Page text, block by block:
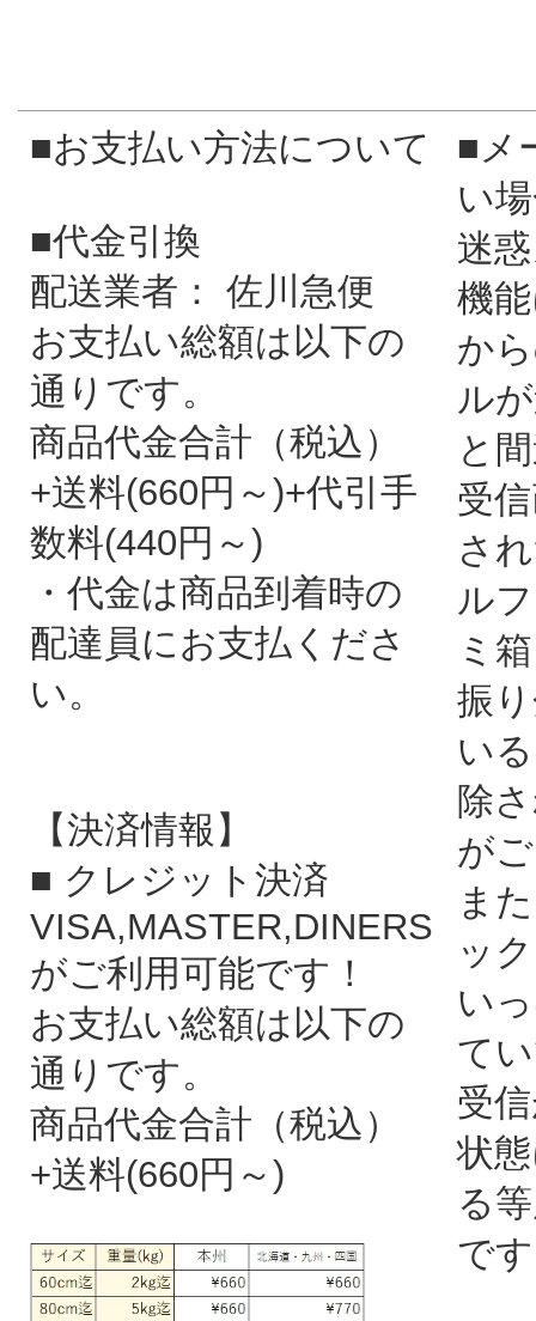
■お支払い方法について
■代金引換
配送業者： 佐川急便
お支払い総額は以下の
通りです。
商品代金合計（税込）
+送料(660円～)+代引手
数料(440円～)
・代金は商品到着時の
配達員にお支払くださ
い。
【決済情報】
■ クレジット決済
VISA,MASTER,DINERS
がご利用可能です！
お支払い総額は以下の
通りです。
商品代金合計（税込）
+送料(660円～)
■メ
い
迷
機
か
ル
と
受
さ
ル
ミ
振
い
除
が
ま
ッ
い
て
受
状
る
で